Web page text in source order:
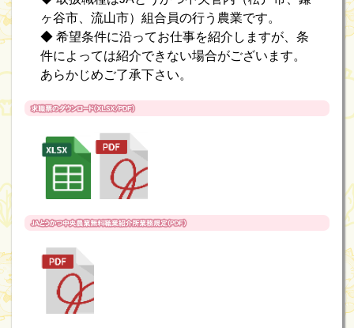
ヶ谷市、流山市）組合員の行う農業です。
◆ 希望条件に沿ってお仕事を紹介しますが、条
件によっては紹介できない場合がございます。
あらかじめご了承下さい。